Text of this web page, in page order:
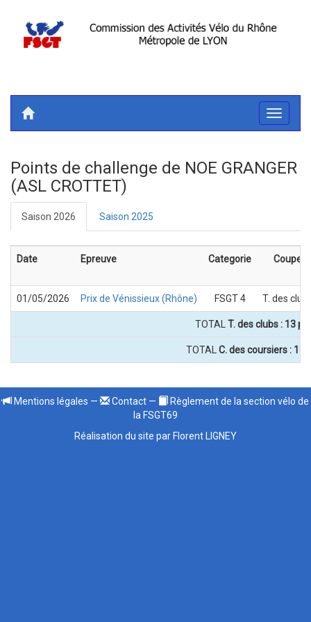
Toggle
Points de challenge de NOE GRANGER
(ASL CROTTET)
Saison 2026 Saison 2025
Date Epreuve Categorie Coupe
01/05/2026 Prix de Vénissieux (Rhône) FSGT 4 T. des
TOTAL T. des clubs : 13
TOTAL C. des coursiers : 13
Mentions légales — Contact —
Règlement de la section vélo de
la FSGT69
Réalisation du site par Florent LIGNEY